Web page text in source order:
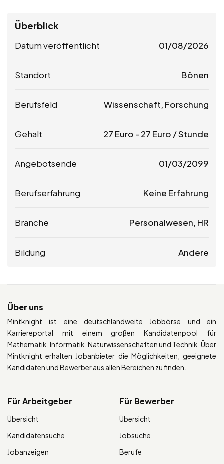
Überblick
Datum veröffentlicht 01/08/2026
Standort Bönen
Berufsfeld Wissenschaft, Forschung
Gehalt 27 Euro - 27 Euro / Stunde
Angebotsende 01/03/2099
Berufserfahrung Keine Erfahrung
Branche Personalwesen, HR
Bildung Andere
Über uns
Mintknight ist eine deutschlandweite Jobbörse und ein
Karriereportal mit einem großen Kandidatenpool für
Mathematik, Informatik, Naturwissenschaften und Technik. Über
Mintknight erhalten Jobanbieter die Möglichkeiten, geeignete
Kandidaten und Bewerber aus allen Bereichen zu finden.
Für Arbeitgeber
Übersicht
Kandidatensuche
Jobanzeigen
Für Bewerber
Übersicht
Jobsuche
Berufe